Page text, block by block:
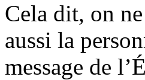
Cela dit, on
aussi la
message de